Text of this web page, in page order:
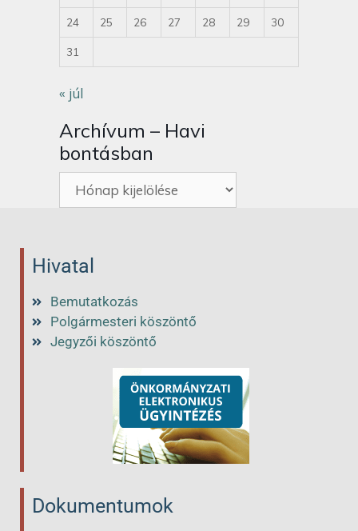
24 25 26 27 28 29 30
31
« júl
Archívum – Havi
bontásban
Hivatal
Bemutatkozás
Polgármesteri köszöntő
Jegyzői köszöntő
Dokumentumok